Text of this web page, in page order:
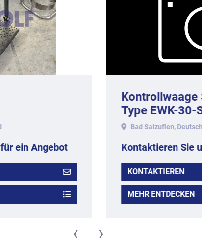
Kontrollwaage SATORIUS -
Type EWK-30-S, Wiegebereich
Kontaktieren Sie uns für ein Angebot
KONTAKTIEREN
MEHR ENTDECKEN
‹ ›